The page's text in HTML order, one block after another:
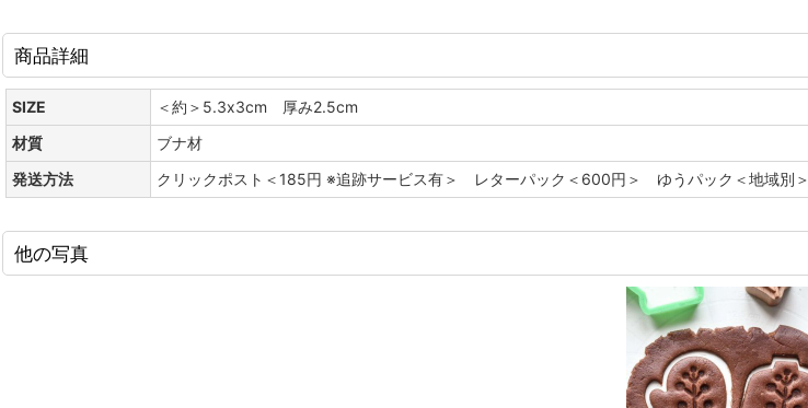
商品詳細
SIZE
＜約＞5.3x3cm 厚み2.5cm
材質
ブナ材
発送方法
クリックポスト＜185円 ※追跡サービス有＞ レターパック＜600円＞ ゆうパック＜地域別＞
他の写真